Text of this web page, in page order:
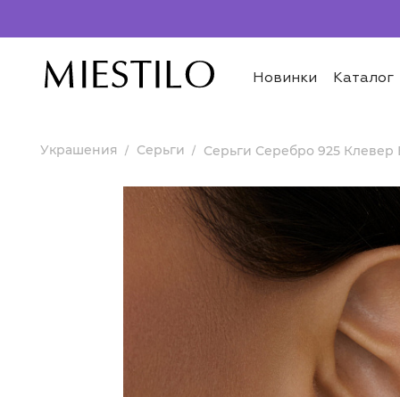
Новинки Каталог
Украшения Серьги Серьги Серебро 925 Клевер